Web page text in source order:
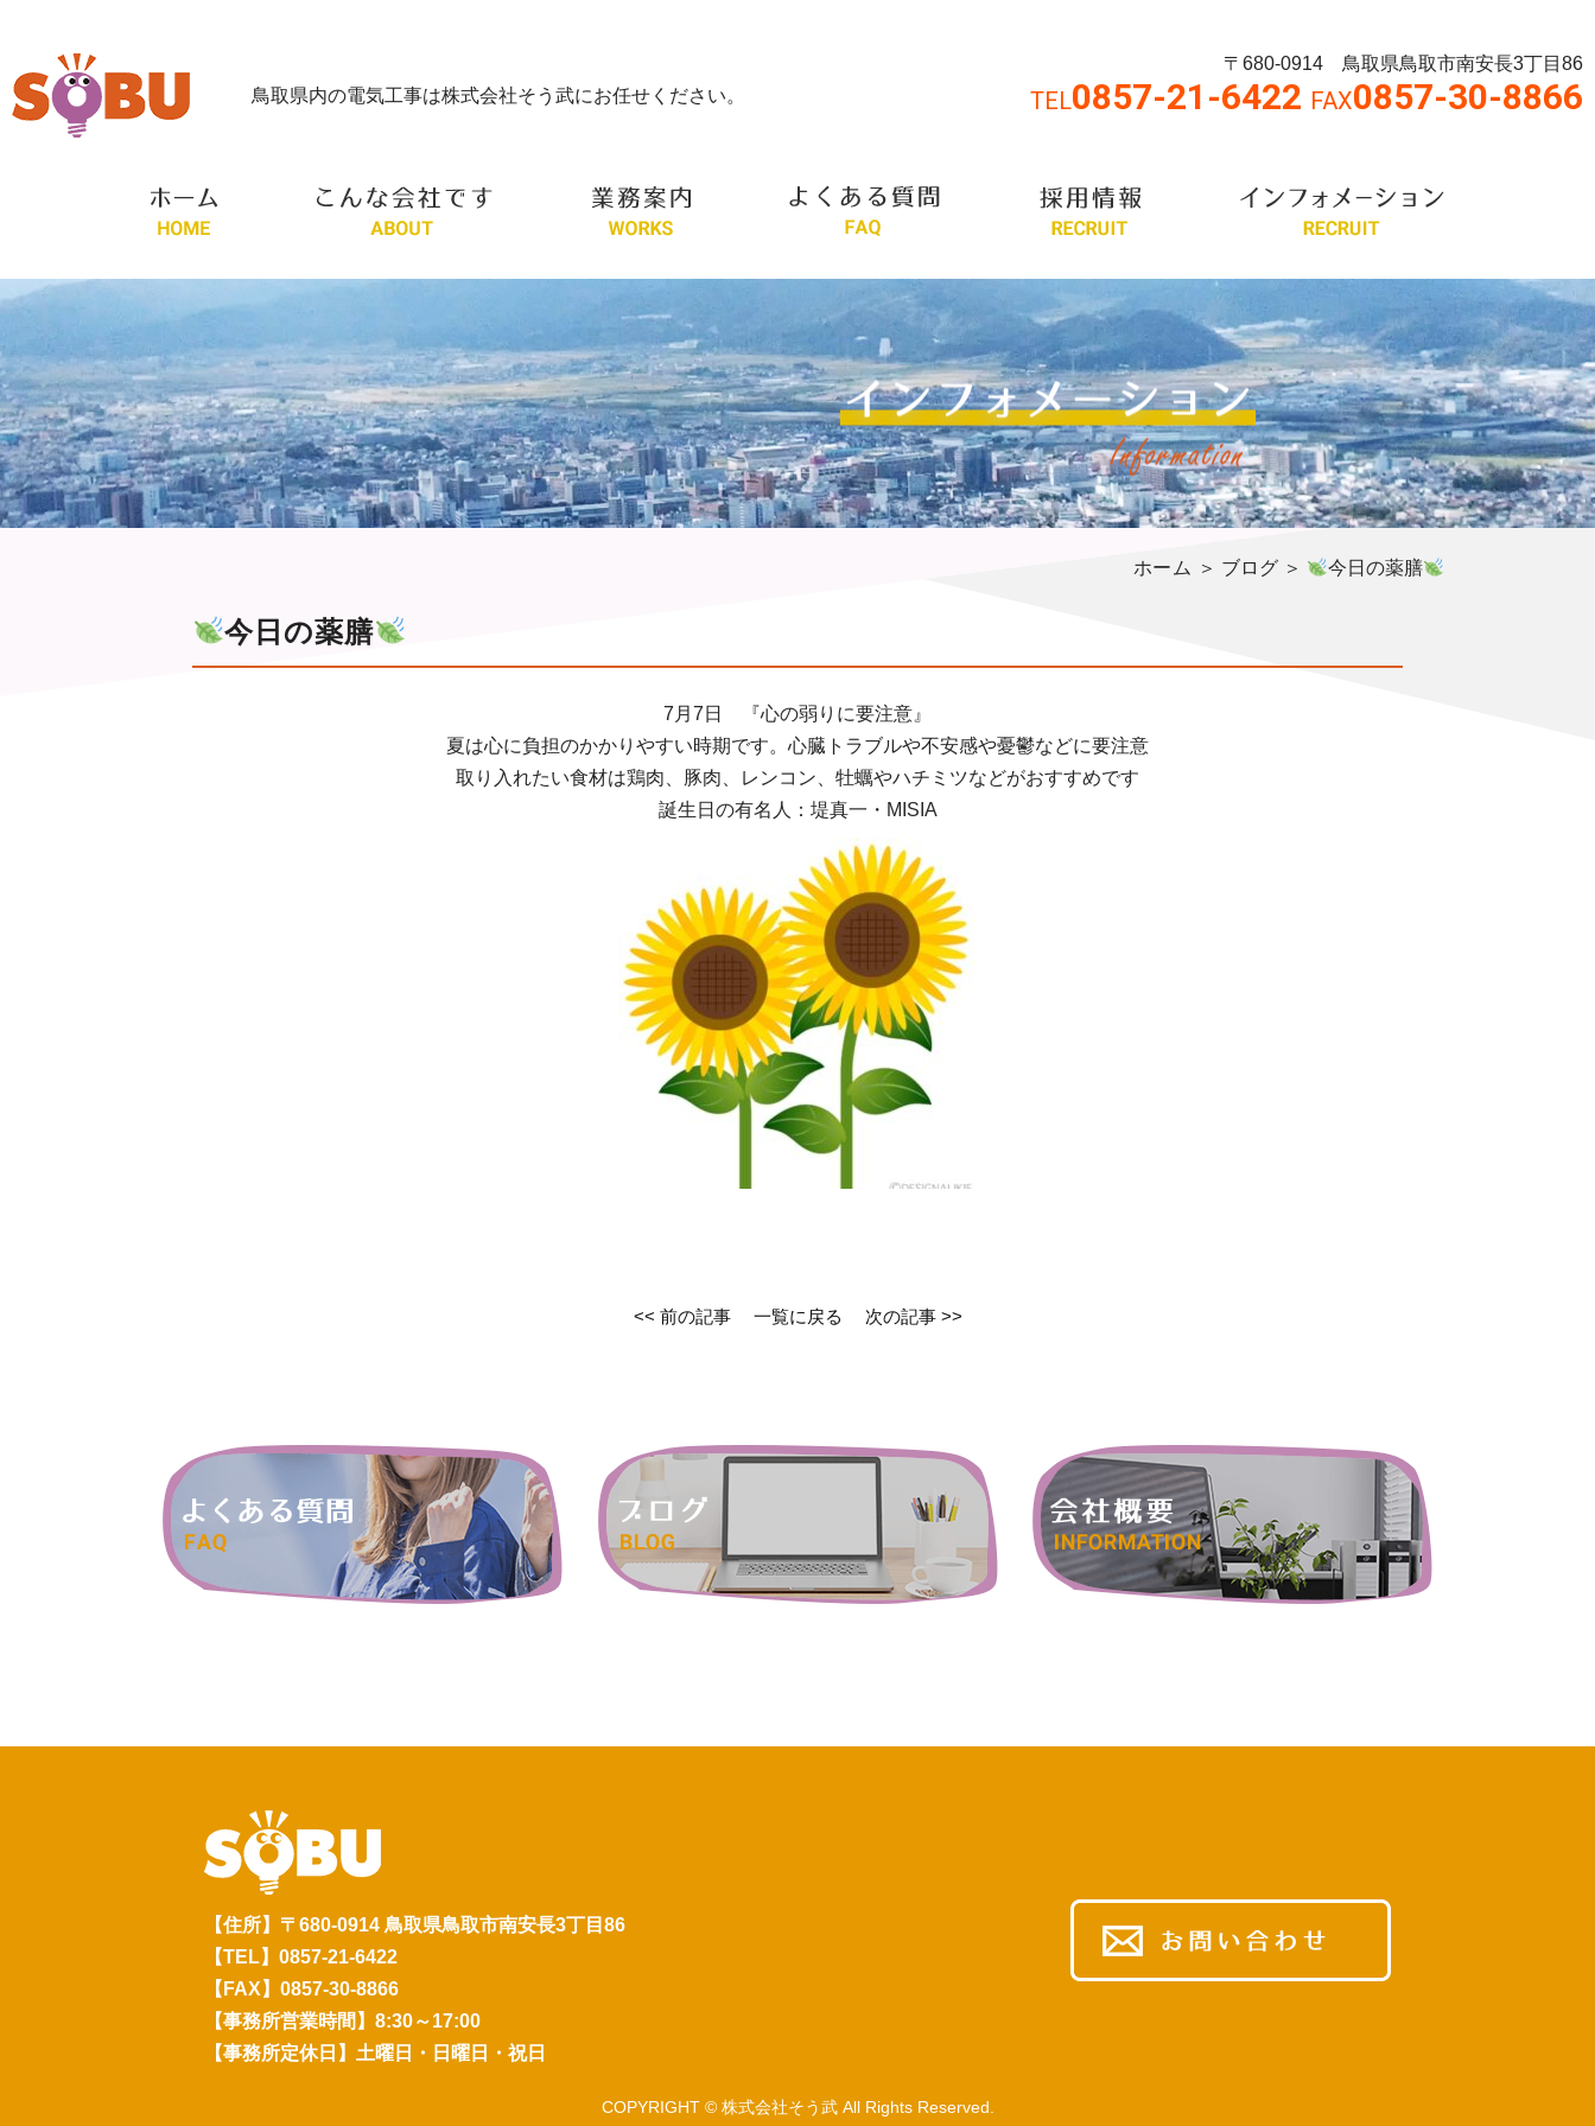
鳥取県内の電気工事は株式会社そう武にお任せください。
〒680-0914 鳥取県鳥取市南安長3丁目86
TEL0857-21-6422 FAX0857-30-8866
ホーム ＞ ブログ ＞ 今日の薬膳
今日の薬膳
7月7日 『心の弱りに要注意』
夏は心に負担のかかりやすい時期です。心臓トラブルや不安感や憂鬱などに要注意
取り入れたい食材は鶏肉、豚肉、レンコン、牡蠣やハチミツなどがおすすめです
誕生日の有名人：堤真一・MISIA
<< 前の記事 一覧に戻る 次の記事 >>
【住所】〒680-0914 鳥取県鳥取市南安長3丁目86
【TEL】0857-21-6422
【FAX】0857-30-8866
【事務所営業時間】8:30～17:00
【事務所定休日】土曜日・日曜日・祝日
COPYRIGHT © 株式会社そう武 All Rights Reserved.